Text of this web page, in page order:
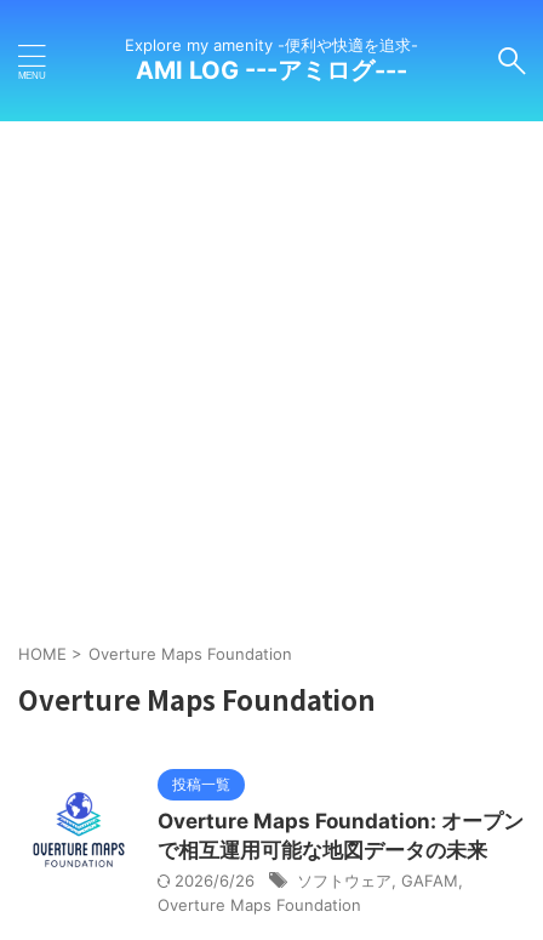
Explore my amenity -便利や快適を追求-
AMI LOG ---アミログ---
HOME > Overture Maps Foundation
Overture Maps Foundation
投稿一覧
Overture Maps Foundation: オープン
で相互運用可能な地図データの未来
2026/6/26 ソフトウェア GAFAM
Overture Maps Foundation